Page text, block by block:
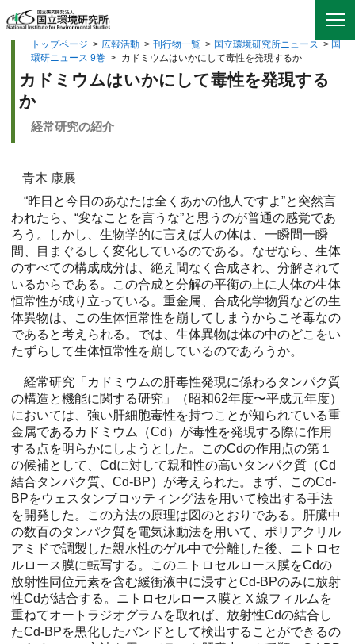
トップページ > 広報活動 > 刊行物一覧 > 国立環境研究所ニュース > 国
環研ニュース 9巻 > カドミウムはいかにして毒性を発現するか
カドミウムはいかにして毒性を発現する
か
経常研究の紹介
青木 康展
“昨日と今日のあなたは全くあかの他人ですよ”と突然言
われたら、“変なことを言うな”と思うのが普通の感覚であ
ろう。しかし、生物学的に言えば人の体は、一瞬間一瞬
間、目まぐるしく変化しているのである。なぜなら、生体
のすべての構成成分は、絶え間なく合成され、分解されて
いるからである。この合成と分解の平衡の上に人体の生体
恒常性が成り立っている。重金属、合成化学物質などの生
体異物は、この生体恒常性を崩してしまうからこそ毒なの
であると考えられる。では、生体異物は体の中のどこをい
たずらして生体恒常性を崩しているのであろうか。
経常研究「カドミウムの肝毒性発現に係わるタンパク質
の構造と機能に関する研究」（昭和62年度〜平成元年度）
においては、強い肝細胞毒性を持つことが知られている重
金属であるカドミウム（Cd）が毒性を発現する際に作用
する点を明らかにしようとした。このCdの作用点の第１
の候補として、Cdに対して親和性の高いタンパク質（Cd
結合タンパク質、Cd-BP）が考えられた。まず、このCd-
BPをウェスタンブロッティング法を用いて検出する手法
を開発した。この方法の原理は図のとおりである。肝臓中
の数百のタンパク質を電気泳動法を用いて、ポリアクリル
アミドで調製した親水性のゲル中で分離した後、ニトロセ
ルロース膜に転写する。このニトロセルロース膜をCdの
放射性同位元素を含む緩衝液中に浸すとCd-BPのみに放射
性Cdが結合する。ニトロセルロース膜とＸ線フィルムを
重ねてオートラジオグラムを取れば、放射性Cdの結合し
たCd-BPを黒化したバンドとして検出することができるの